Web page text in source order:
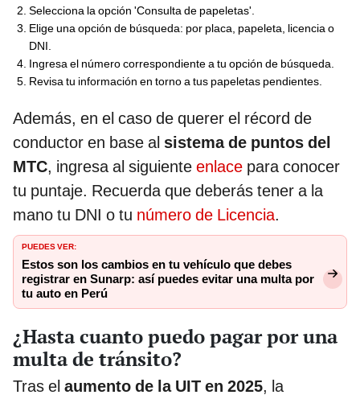
Selecciona la opción 'Consulta de papeletas'.
Elige una opción de búsqueda: por placa, papeleta, licencia o
DNI.
Ingresa el número correspondiente a tu opción de búsqueda.
Revisa tu información en torno a tus papeletas pendientes.
Además, en el caso de querer el récord de
conductor en base al sistema de puntos del
MTC, ingresa al siguiente enlace para conocer
tu puntaje. Recuerda que deberás tener a la
mano tu DNI o tu número de Licencia.
PUEDES VER:
Estos son los cambios en tu vehículo que debes
registrar en Sunarp: así puedes evitar una multa por
tu auto en Perú
¿Hasta cuanto puedo pagar por una
multa de tránsito?
Tras el aumento de la UIT en 2025, la